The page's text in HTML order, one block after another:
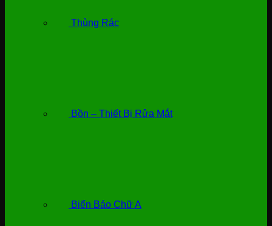
Thùng Rác
Bồn – Thiết Bị Rửa Mắt
Biển Báo Chữ A